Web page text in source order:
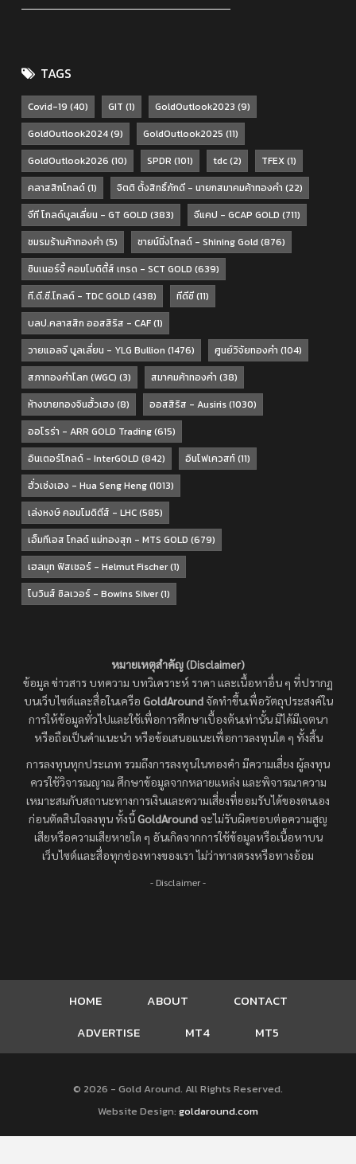
TAGS
Covid-19 (40) GIT (1) GoldOutlook2023 (9)
GoldOutlook2024(9) GoldOutlook2025 (11)
GoldOutlook2026 (10) SPDR (101) tdc(2) TFEX(1)
คลาสสิกโกลด์(1) จิตติ ตั้งสิทธิ์ภักดี - นายกสมาคมค้าทองคำ (22)
จีที โกลด์บูลเลี่ยน - GT GOLD (383) จีแคป - GCAP GOLD (711)
ชมรมร้านค้าทองคำ (5) ชายน์นิ่งโกลด์ - Shining Gold (876)
ซินเนอร์จี้ คอมโมดิตี้ส์ เทรด - SCT GOLD (639)
ที.ดี.ซี.โกลด์ - TDC GOLD (438) ทีดีซี(11)
บลป.คลาสสิก ออสสิริส - CAF(1)
วายแอลจี บูลเลี่ยน - YLG Bullion (1476) ศูนย์วิจัยทองคำ (104)
สภาทองคำโลก (WGC) (3) สมาคมค้าทองคำ (38)
ห้างขายทองจินฮั้วเฮง (8) ออสสิริส - Ausiris(1030)
ออโรร่า - ARR GOLD Trading(615)
อินเตอร์โกลด์ - InterGOLD (842) อินโฟเควสท์(11)
ฮั่วเซ่งเฮง - Hua Seng Heng(1013)
เล่งหงษ์ คอมโมดิตีส์ - LHC(585)
เอ็มทีเอส โกลด์ แม่ทองสุก - MTS GOLD (679)
เฮลมุท ฟิสเชอร์ - Helmut Fischer(1)
โบวินส์ ซิลเวอร์ - Bowins Silver(1)
หมายเหตุสำคัญ (Disclaimer)
ข้อมูล ข่าวสาร บทความ บทวิเคราะห์ ราคา และเนื้อหาอื่น ๆ ที่ปรากฏ
บนเว็บไซต์และสื่อในเครือ GoldAroundจัดทำขึ้นเพื่อวัตถุประสงค์ใน
การให้ข้อมูลทั่วไปและใช้เพื่อการศึกษาเบื้องต้นเท่านั้น มิได้มีเจตนา
หรือถือเป็นคำแนะนำ หรือข้อเสนอแนะเพื่อการลงทุนใด ๆ ทั้งสิ้น
การลงทุนทุกประเภท รวมถึงการลงทุนในทองคำ มีความเสี่ยง ผู้ลงทุน
ควรใช้วิจารณญาณ ศึกษาข้อมูลจากหลายแหล่ง และพิจารณาความ
เหมาะสมกับสถานะทางการเงินและความเสี่ยงที่ยอมรับได้ของตนเอง
ก่อนตัดสินใจลงทุน ทั้งนี้GoldAround จะไม่รับผิดชอบต่อความสูญ
เสียหรือความเสียหายใด ๆ อันเกิดจากการใช้ข้อมูลหรือเนื้อหาบน
เว็บไซต์และสื่อทุกช่องทางของเรา ไม่ว่าทางตรงหรือทางอ้อม
- Disclaimer -
HOME ABOUT
CONTACT
ADVERTISE
MT4 MT5
© 2026 - Gold Around. All Rights Reserved.
Website Design: goldaround.com